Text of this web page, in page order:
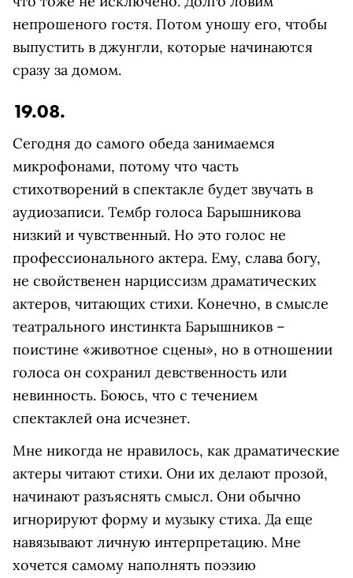
непрошеного гостя. Потом уношу его, чтобы
выпустить в джунгли, которые начинаются
сразу за домом.
19.08.
Сегодня до самого обеда занимаемся
микрофонами, потому что часть
стихотворений в спектакле будет звучать в
аудиозаписи. Тембр голоса Барышникова
низкий и чувственный. Но это голос не
профессионального актера. Ему, слава богу,
не свойственен нарциссизм драматических
актеров, читающих стихи. Конечно, в смысле
театрального инстинкта Барышников –
поистине «животное сцены», но в отношении
голоса он сохранил девственность или
невинность. Боюсь, что с течением
спектаклей она исчезнет.
Мне никогда не нравилось, как драматические
актеры читают стихи. Они их делают прозой,
начинают разъяснять смысл. Они обычно
игнорируют форму и музыку стиха. Да еще
навязывают личную интерпретацию. Мне
хочется самому наполнять поэзию